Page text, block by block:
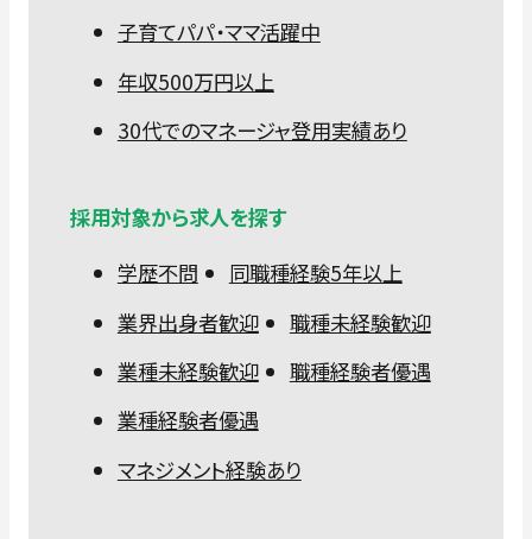
子育てパパ・ママ活躍中
年収500万円以上
30代でのマネージャ登用実績あり
採用対象から求人を探す
学歴不問
同職種経験5年以上
業界出身者歓迎
職種未経験歓迎
業種未経験歓迎
職種経験者優遇
業種経験者優遇
マネジメント経験あり